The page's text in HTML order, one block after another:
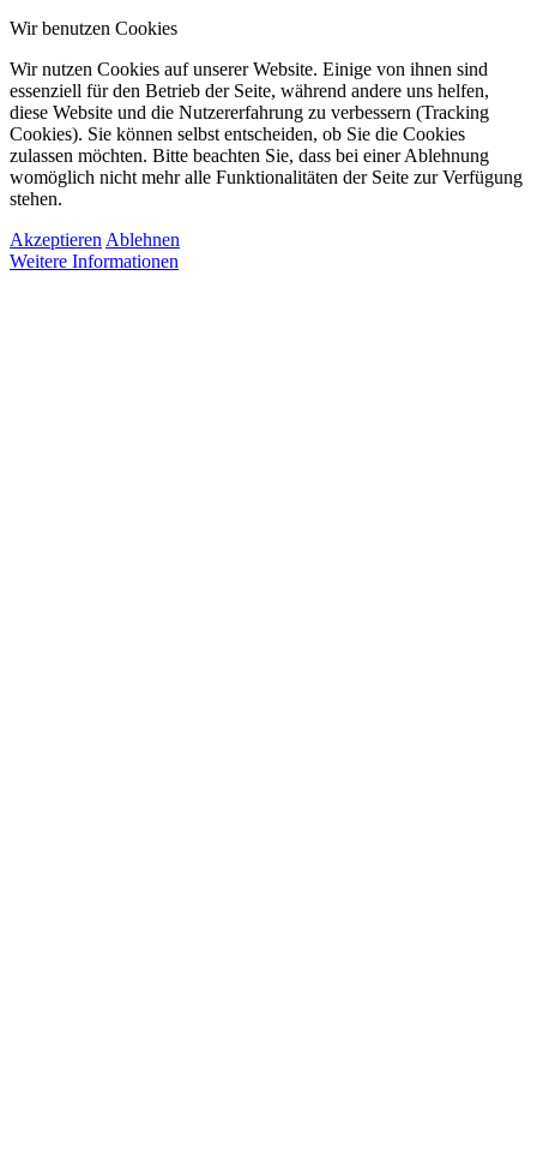
Wir benutzen Cookies
Wir nutzen Cookies auf unserer Website. Einige von ihnen sind
essenziell für den Betrieb der Seite, während andere uns helfen,
diese Website und die Nutzererfahrung zu verbessern (Tracking
Cookies). Sie können selbst entscheiden, ob Sie die Cookies
zulassen möchten. Bitte beachten Sie, dass bei einer Ablehnung
womöglich nicht mehr alle Funktionalitäten der Seite zur Verfügung
stehen.
Akzeptieren Ablehnen
Weitere Informationen